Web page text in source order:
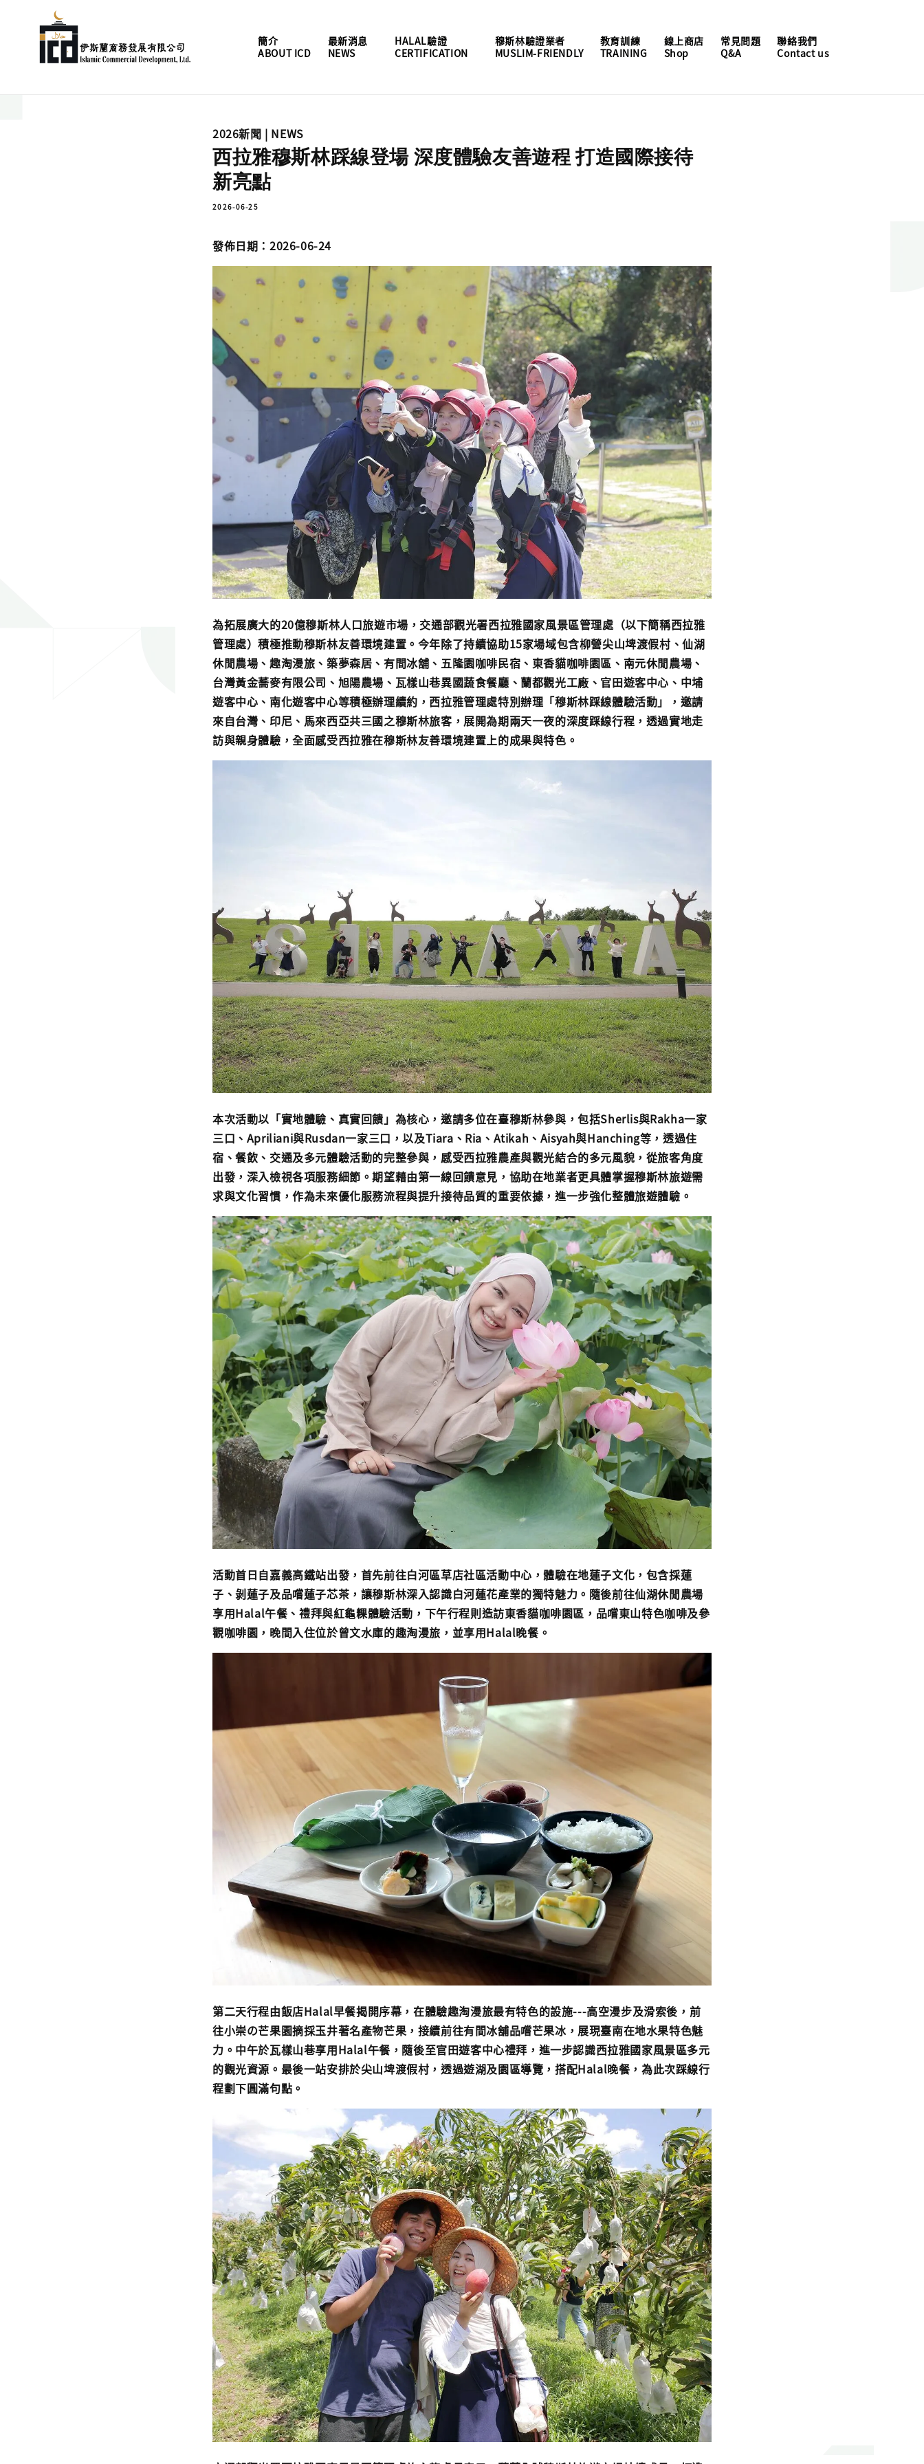
簡介
ABOUT ICD
最新消息
NEWS
HALAL驗證
CERTIFICATION
穆斯林驗證業者
MUSLIM-FRIENDLY
教育訓練
TRAINING
線上商店
Shop
常見問題
Q&A
聯絡我們
Contact us
2026新聞 | NEWS
西拉雅穆斯林踩線登場 深度體驗友善遊程 打造國際接待
新亮點
2026-06-25
發佈日期：2026-06-24
為拓展廣大的20億穆斯林人口旅遊市場，交通部觀光署西拉雅國家風景區管理處（以下簡稱西拉雅
管理處）積極推動穆斯林友善環境建置。今年除了持續協助15家場域包含柳營尖山埤渡假村、仙湖
休閒農場、趣淘漫旅、築夢森居、有間冰舖、五隆園咖啡民宿、東香貓咖啡園區、南元休閒農場、
台灣黃金蕎麥有限公司、旭陽農場、瓦樣山巷異國蔬食餐廳、蘭都觀光工廠、官田遊客中心、中埔
遊客中心、南化遊客中心等積極辦理續約，西拉雅管理處特別辦理「穆斯林踩線體驗活動」，邀請
來自台灣、印尼、馬來西亞共三國之穆斯林旅客，展開為期兩天一夜的深度踩線行程，透過實地走
訪與親身體驗，全面感受西拉雅在穆斯林友善環境建置上的成果與特色。
本次活動以「實地體驗、真實回饋」為核心，邀請多位在臺穆斯林參與，包括Sherlis與Rakha一家
三口、Apriliani與Rusdan一家三口，以及Tiara、Ria、Atikah、Aisyah與Hanching等，透過住
宿、餐飲、交通及多元體驗活動的完整參與，感受西拉雅農產與觀光結合的多元風貌，從旅客角度
出發，深入檢視各項服務細節。期望藉由第一線回饋意見，協助在地業者更具體掌握穆斯林旅遊需
求與文化習慣，作為未來優化服務流程與提升接待品質的重要依據，進一步強化整體旅遊體驗。
活動首日自嘉義高鐵站出發，首先前往白河區草店社區活動中心，體驗在地蓮子文化，包含採蓮
子、剝蓮子及品嚐蓮子芯茶，讓穆斯林深入認識白河蓮花產業的獨特魅力。隨後前往仙湖休閒農場
享用Halal午餐、禮拜與紅龜粿體驗活動，下午行程則造訪東香貓咖啡園區，品嚐東山特色咖啡及參
觀咖啡園，晚間入住位於曾文水庫的趣淘漫旅，並享用Halal晚餐。
第二天行程由飯店Halal早餐揭開序幕，在體驗趣淘漫旅最有特色的設施---高空漫步及滑索後，前
往小崇の芒果園摘採玉井著名產物芒果，接續前往有間冰舖品嚐芒果冰，展現臺南在地水果特色魅
力。中午於瓦樣山巷享用Halal午餐，隨後至官田遊客中心禮拜，進一步認識西拉雅國家風景區多元
的觀光資源。最後一站安排於尖山埤渡假村，透過遊湖及園區導覽，搭配Halal晚餐，為此次踩線行
程劃下圓滿句點。